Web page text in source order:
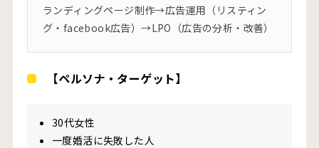
ランディングページ制作→広告運用（リスティン
グ・facebook広告）→LPO（広告の分析・改善）
【ペルソナ・ターゲット】
30代女性
一度婚活に失敗した人